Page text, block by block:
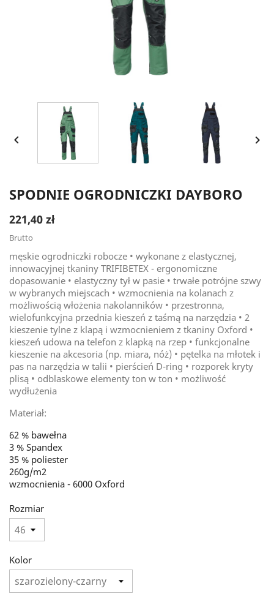
 
SPODNIE OGRODNICZKI DAYBORO
221,40 zł
Brutto
męskie ogrodniczki robocze • wykonane z elastycznej,
innowacyjnej tkaniny TRIFIBETEX - ergonomiczne
dopasowanie • elastyczny tył w pasie • trwałe potrójne szwy
w wybranych miejscach • wzmocnienia na kolanach z
możliwością włożenia nakolanników • przestronna,
wielofunkcyjna przednia kieszeń z taśmą na narzędzia • 2
kieszenie tylne z klapą i wzmocnieniem z tkaniny Oxford •
kieszeń udowa na telefon z klapką na rzep • funkcjonalne
kieszenie na akcesoria (np. miara, nóż) • pętelka na młotek i
pas na narzędzia w talii • pierścień D-ring • rozporek kryty
plisą • odblaskowe elementy ton w ton • możliwość
wydłużenia
Materiał:
62 % bawełna
3 % Spandex
35 % poliester
260g/m2
wzmocnienia - 6000 Oxford
Rozmiar
Kolor